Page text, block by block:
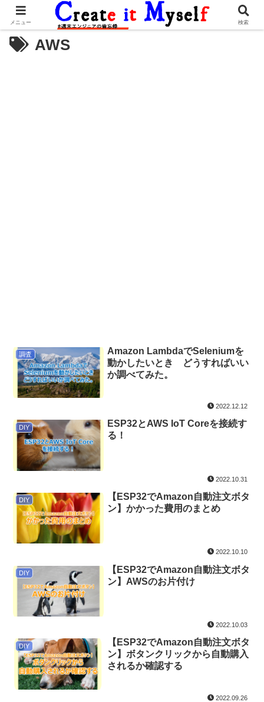
AWS
調査
Amazon LambdaでSeleniumを
動かしたいとき どうすればいい
か調べてみた。
2022.12.12
DIY
ESP32とAWS IoT Coreを接続す
る！
2022.10.31
DIY
【ESP32でAmazon自動注文ボタ
ン】かかった費用のまとめ
2022.10.10
DIY
【ESP32でAmazon自動注文ボタ
ン】AWSのお片付け
2022.10.03
DIY
【ESP32でAmazon自動注文ボタ
ン】ボタンクリックから自動購入
されるか確認する
2022.09.26
メニュー 検索